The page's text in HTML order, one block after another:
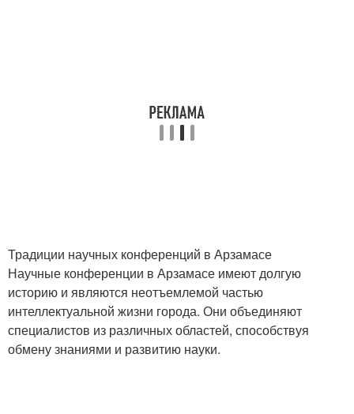
Традиции научных конференций в Арзамасе
Научные конференции в Арзамасе имеют долгую
историю и являются неотъемлемой частью
интеллектуальной жизни города. Они объединяют
специалистов из различных областей, способствуя
обмену знаниями и развитию науки.